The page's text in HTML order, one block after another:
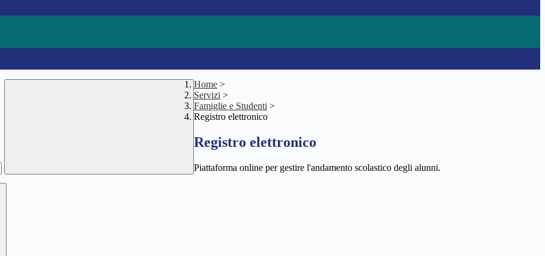
Home >
Servizi >
Famiglie e Studenti >
Registro elettronico
Registro elettronico
Piattaforma online per gestire l'andamento scolastico degli alunni.